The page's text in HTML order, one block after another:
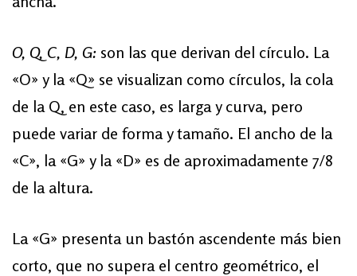
O, Q, C, D, G: son las que derivan del círculo. La
«O» y la «Q» se visualizan como círculos, la cola
de la Q, en este caso, es larga y curva, pero
puede variar de forma y tamaño. El ancho de la
«C», la «G» y la «D» es de aproximadamente 7/8
de la altura.
La «G» presenta un bastón ascendente más bien
corto, que no supera el centro geométrico, el